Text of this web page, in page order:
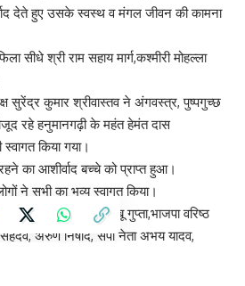
देते हुए उसके स्वस्थ व मंगल जीवन की कामना
सीधे श्री राम सहाय मार्ग,कश्मीरी मोहल्ला
सुरेंद्र कुमार श्रीवास्तव ने अंगवस्त्र, पुष्पगुच्छ
रहे हनुमानगढ़ी के महंत हेमंत दास
किया गया।
का आशीर्वाद बच्चे को प्राप्त हुआ।
ने सभी का भव्य स्वागत किया।
सिंह, श्याम बाबू गुप्ता,भाजपा वरिष्ठ
अरुण निषाद, सपा नेता अभय यादव,